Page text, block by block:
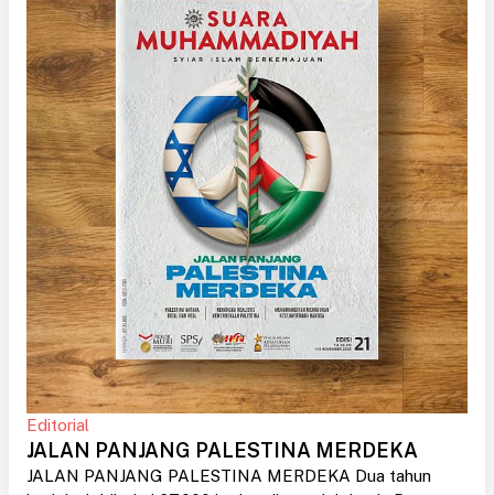
Editorial
JALAN PANJANG PALESTINA MERDEKA
JALAN PANJANG PALESTINA MERDEKA Dua tahun